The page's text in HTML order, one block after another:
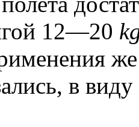
12—20
же
в